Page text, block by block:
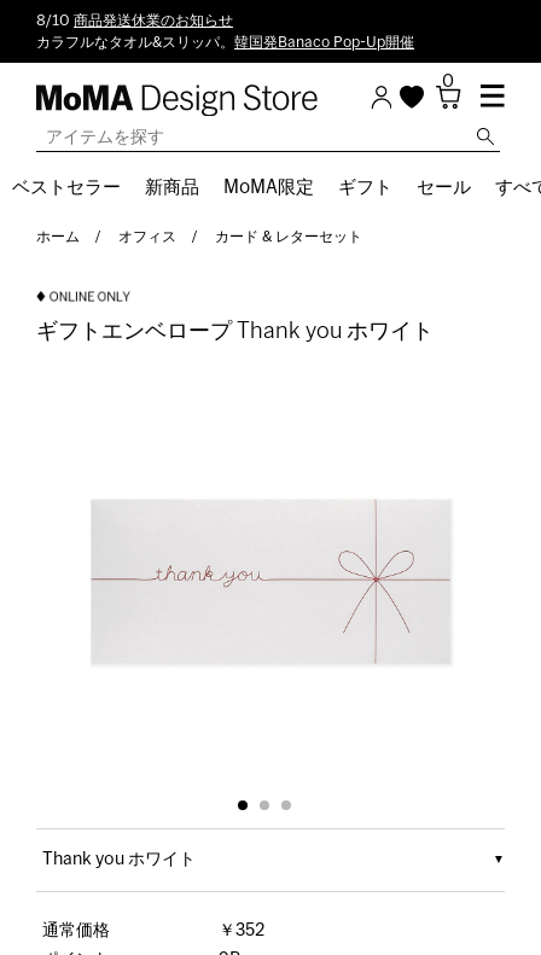
8/10 商品発送休業のお知らせ
カラフルなタオル&スリッパ。 韓国発Banaco Pop-Up開催
0
ベストセラー 新商品 MoMA限定 ギフト セール すべ
ホーム オフィス カード & レターセット
ギフトエンベロープ Thank you ホワイト
Thank you ホワイト
通常価格
￥352